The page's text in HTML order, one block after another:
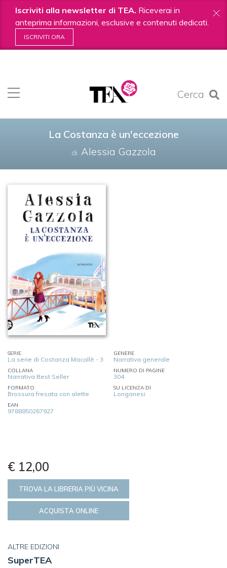
Iscriviti alla newsletter di TEA. Riceverai in
anteprima informazioni, esclusive e contenuti dedicati.
ISCRIVITI ORA
Cerca
contenuti.
|
La Costanza è un'eccezione
di Alessia Gazzola
SERIE
La serie di Costanza Macallè - 3
GENERE
Narrativa generale
COLLANA
Narrativa Best Seller
NUMERO DI PAGINE
304
FORMATO
Brossura fresata con alette
SU LICENZA DI
Longanesi
EAN
9788850267927
€ 12,00
TROVA LA LIBRERIA PIÙ VICINA
ACQUISTA ONLINE
ALTRE EDIZIONI
SuperTEA